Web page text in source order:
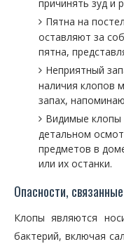
причинять зуд и
Пятна на
оставляют за
пятна,
Неприятный
наличия клопов
запах,
Видимые клопы
детальном
предметов в
или их останки.
Опасности,
Клопы являются
бактерий, включая